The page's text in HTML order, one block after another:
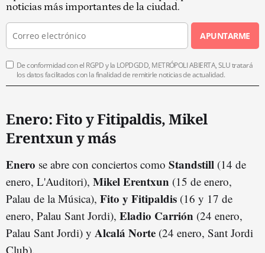
noticias más importantes de la ciudad.
APUNTARME
De conformidad con el RGPD y la LOPDGDD, METRÓPOLI ABIERTA, SLU tratará
los datos facilitados con la finalidad de remitirle noticias de actualidad.
Enero: Fito y Fitipaldis, Mikel
Erentxun y más
Enero se abre con conciertos como Standstill (14 de
enero, L'Auditori), Mikel Erentxun (15 de enero,
Palau de la Música), Fito y Fitipaldis (16 y 17 de
enero, Palau Sant Jordi), Eladio Carrión (24 enero,
Palau Sant Jordi) y Alcalá Norte (24 enero, Sant Jordi
Club).